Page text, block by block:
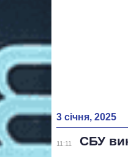
3 січня, 2025
11:11 СБУ